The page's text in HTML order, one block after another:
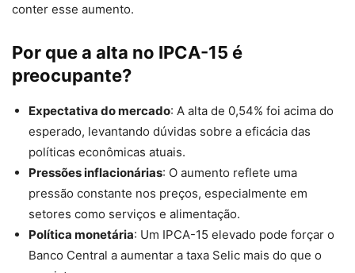
conter esse aumento.
Por que a alta no IPCA-15 é
preocupante?
Expectativa do mercado: A alta de 0,54% foi acima do
esperado, levantando dúvidas sobre a eficácia das
políticas econômicas atuais.
Pressões inflacionárias: O aumento reflete uma
pressão constante nos preços, especialmente em
setores como serviços e alimentação.
Política monetária: Um IPCA-15 elevado pode forçar o
Banco Central a aumentar a taxa Selic mais do que o